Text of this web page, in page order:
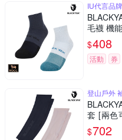
IU代言品
毛襪 機
01
$408
活動 券
登山戶外
套 [兩色
必備 中
$702